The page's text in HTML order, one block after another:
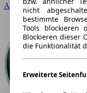
Audi
nicht
bestimmte
Tools blockieren
Blockieren dieser
die Funktionalität
Erweiterte